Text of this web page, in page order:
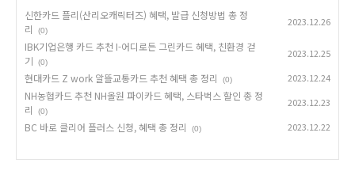
신한카드 플리(산리오캐릭터즈) 혜택, 발급 신청방법 총 정
리
(0)
2023.12.26
IBK기업은행 카드 추천 I-어디로든 그린카드 혜택, 친환경 걷
기
(0)
2023.12.25
현대카드 Z work 알뜰교통카드 추천 혜택 총 정리 (0) 2023.12.24
NH농협카드 추천 NH올원 파이카드 혜택, 스타벅스 할인 총 정
리
(0)
2023.12.23
BC 바로 클리어 플러스 신청, 혜택 총 정리 (0) 2023.12.22